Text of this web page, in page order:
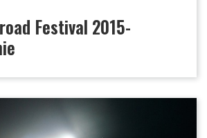
Festival 2015-